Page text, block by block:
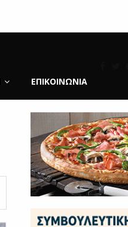
ΕΠΙΚΟΙΝΩΝΊΑ